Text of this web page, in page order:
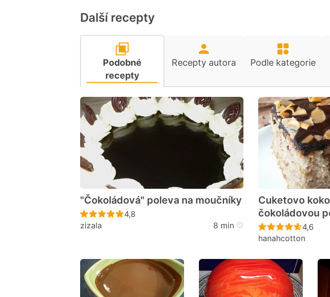
Další recepty
Podobné
recepty
Recepty autora Podle kategorie
"Čokoládová" poleva na moučníky
Recept ještě nebyl hodnocen
4,8
zizala
8 min
Cuketovo
čokoládovou
4,6
hanahcotton